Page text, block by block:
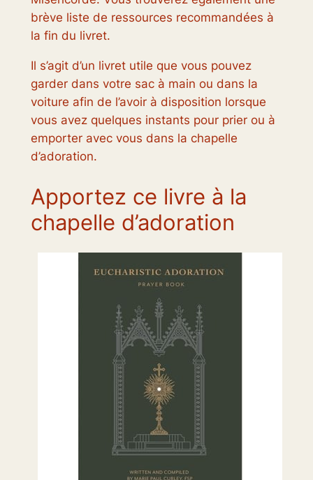
brève liste de ressources recommandées à
la fin du livret.
Il s’agit d’un livret utile que vous pouvez
garder dans votre sac à main ou dans la
voiture afin de l’avoir à disposition lorsque
vous avez quelques instants pour prier ou à
emporter avec vous dans la chapelle
d’adoration.
Apportez ce livre à la
chapelle d’adoration